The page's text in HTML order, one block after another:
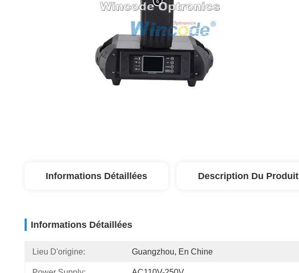
Informations Détaillées Description Du Produit
Informations Détaillées
Lieu D'origine: Guangzhou, En Chine